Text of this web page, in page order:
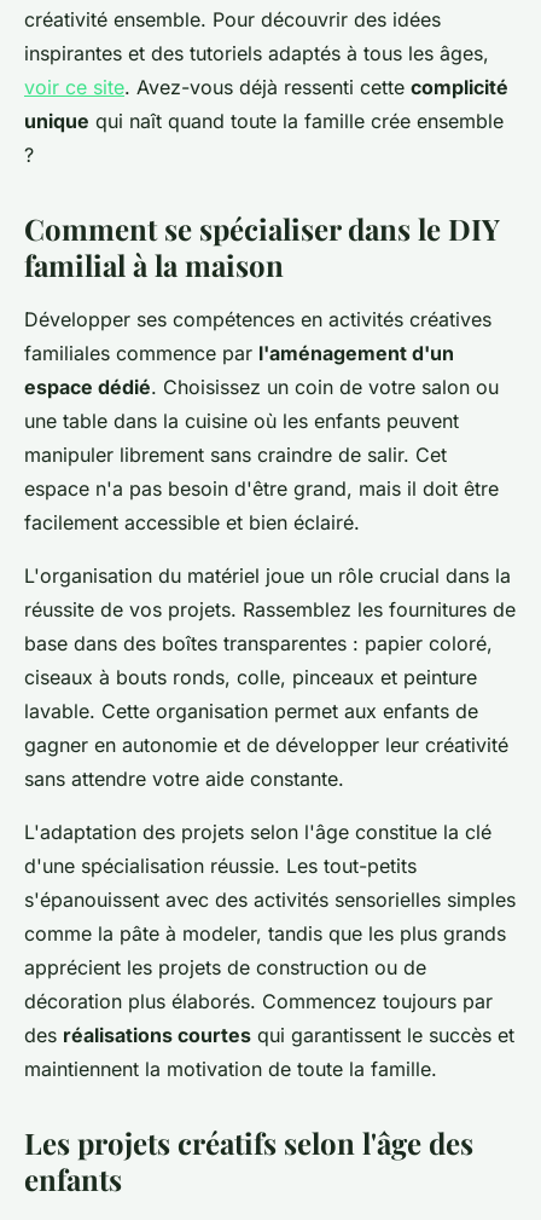
créativité ensemble. Pour découvrir des idées
inspirantes et des tutoriels adaptés à tous les âges,
voir ce site. Avez-vous déjà ressenti cette complicité
unique qui naît quand toute la famille crée ensemble
?
Comment se spécialiser dans le DIY
familial à la maison
Développer ses compétences en activités créatives
familiales commence par l'aménagement d'un
espace dédié. Choisissez un coin de votre salon ou
une table dans la cuisine où les enfants peuvent
manipuler librement sans craindre de salir. Cet
espace n'a pas besoin d'être grand, mais il doit être
facilement accessible et bien éclairé.
L'organisation du matériel joue un rôle crucial dans la
réussite de vos projets. Rassemblez les fournitures de
base dans des boîtes transparentes : papier coloré,
ciseaux à bouts ronds, colle, pinceaux et peinture
lavable. Cette organisation permet aux enfants de
gagner en autonomie et de développer leur créativité
sans attendre votre aide constante.
L'adaptation des projets selon l'âge constitue la clé
d'une spécialisation réussie. Les tout-petits
s'épanouissent avec des activités sensorielles simples
comme la pâte à modeler, tandis que les plus grands
apprécient les projets de construction ou de
décoration plus élaborés. Commencez toujours par
des réalisations courtes qui garantissent le succès et
maintiennent la motivation de toute la famille.
Les projets créatifs selon l'âge des
enfants